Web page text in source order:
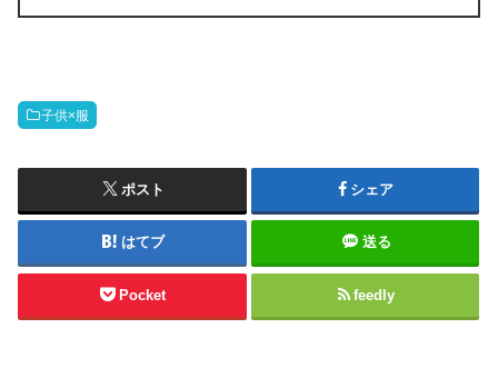
子供×服
ポスト シェア
はてブ 送る
Pocket feedly